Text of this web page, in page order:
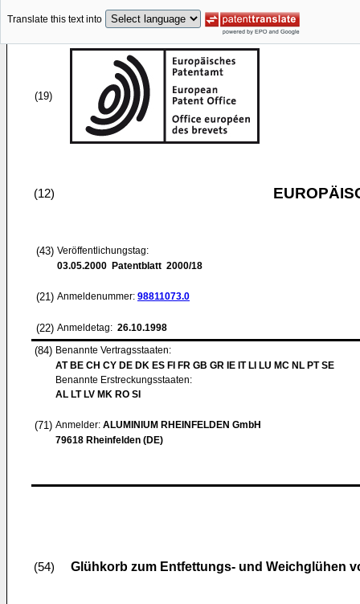
Translate this text into
(19)
(12)
(43) Veröffentlichungstag:
03.05.2000 Patentblatt 2000/18
(21) Anmeldenummer: 98811073.0
(22) Anmeldetag: 26.10.1998
(84) Benannte Vertragsstaaten:
AT BE CH CY DE DK ES FI FR GB GR IE IT LI LU MC NL PT SE
Benannte Erstreckungsstaaten:
AL LT LV MK RO SI
(71) Anmelder: ALUMINIUM RHEINFELDEN GmbH
79618 Rheinfelden (DE)
(54) Glühkorb zum Entfettungs- und Weichglühen